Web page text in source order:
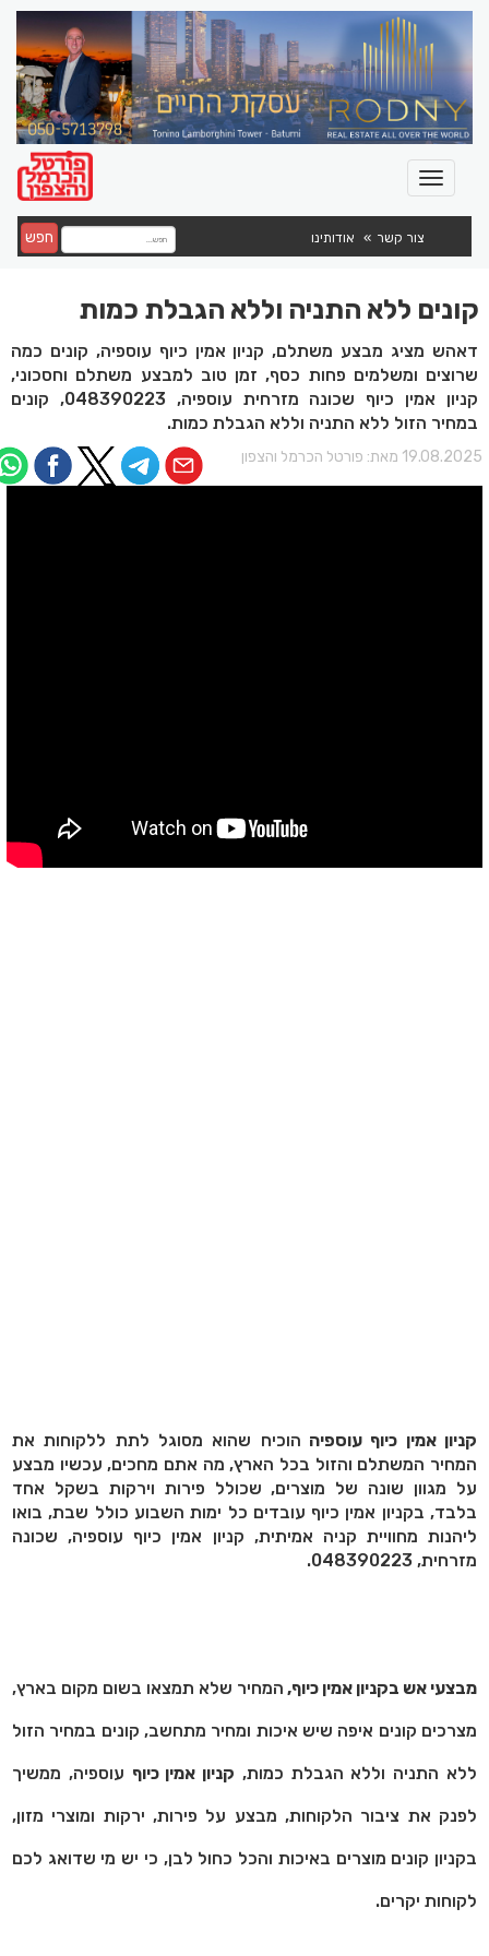
צור קשר אודותינו חפש
קונים ללא התניה וללא הגבלת כמות
דאהש מציג מבצע משתלם, קניון אמין כיוף עוספיה, קונים כמה
שרוצים ומשלמים פחות כסף, זמן טוב למבצע משתלם וחסכוני,
קניון אמין כיוף שכונה מזרחית עוספיה, 048390223, קונים
במחיר הזול ללא התניה וללא הגבלת כמות.
מאת: פורטל הכרמל והצפון
קניון אמין כיוף עוספיההוכיח שהוא מסוגל לתת ללקוחות את
המחיר המשתלם והזול בכל הארץ, מה אתם מחכים, עכשיו מבצע
על מגוון שונה של מוצרים, שכולל פירות וירקות בשקל אחד
בלבד, בקניון אמין כיוף עובדים כל ימות השבוע כולל שבת, בואו
ליהנות מחוויית קניה אמיתית, קניון אמין כיוף עוספיה, שכונה
מזרחית, 048390223.
מבצעי אש בקניון אמין כיוף,המחיר שלא תמצאו בשום מקום בארץ,
מצרכים קונים איפה שיש איכות ומחיר מתחשב, קונים במחיר הזול
ללא התניה וללא הגבלת כמות,קניון אמין כיוףעוספיה, ממשיך
לפנק את ציבור הלקוחות, מבצע על פירות, ירקות ומוצרי מזון,
בקניון קונים מוצרים באיכות והכל כחול לבן, כי יש מי שדואג לכם
לקוחות יקרים.